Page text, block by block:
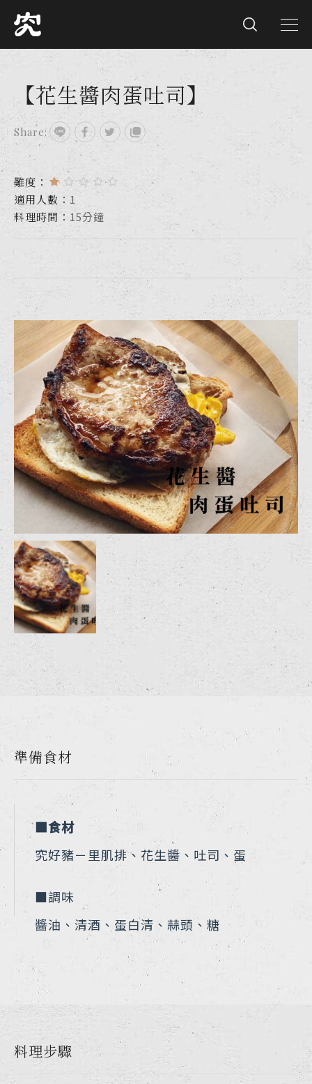
【花生醬肉蛋吐司】
Share:
難度：
適用人數： 1
料理時間： 15分鐘
準備食材
■食材
究好豬－里肌排、花生醬、吐司、蛋
■調味
醬油、清酒、蛋白清、蒜頭、糖
料理步驟